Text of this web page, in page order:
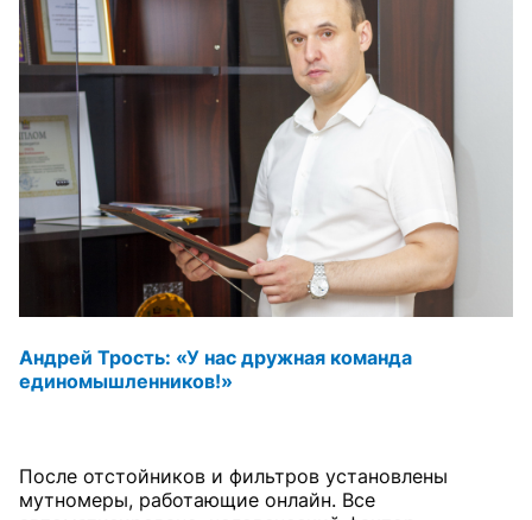
Андрей Трость: «У нас дружная команда
единомышленников!»
После отстойников и фильтров установлены
мутномеры, работающие онлайн. Все